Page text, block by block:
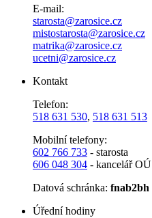
E-mail:
starosta@zarosice.cz
mistostarosta@zarosice.cz
matrika@zarosice.cz
ucetni@zarosice.cz
Kontakt
Telefon:
518 631 530, 518 631 513
Mobilní telefony:
602 766 733 - starosta
606 048 304 - kancelář OÚ
Datová schránka: fnab2bh
Úřední hodiny